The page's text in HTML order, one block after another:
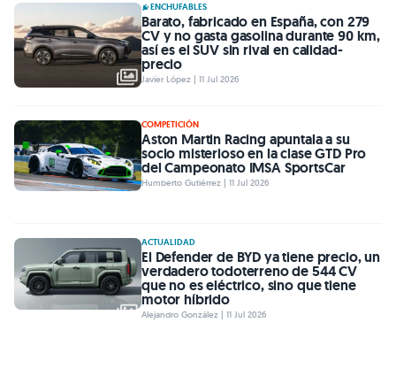
ENCHUFABLES
Barato, fabricado en España, con 279
CV y no gasta gasolina durante 90 km,
así es el SUV sin rival en calidad-
precio
Javier López | 11 Jul 2026
COMPETICIÓN
Aston Martin Racing apuntala a su
socio misterioso en la clase GTD Pro
del Campeonato IMSA SportsCar
Humberto Gutiérrez | 11 Jul 2026
ACTUALIDAD
El Defender de BYD ya tiene precio, un
verdadero todoterreno de 544 CV
que no es eléctrico, sino que tiene
motor híbrido
Alejandro González | 11 Jul 2026